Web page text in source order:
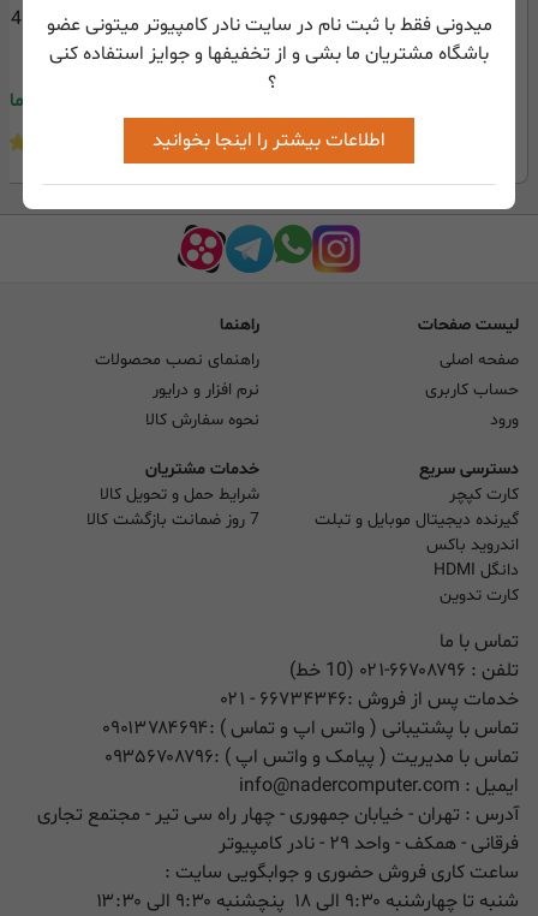
میدونی فقط با ثبت نام در سایت نادر کامپیوتر میتونی عضو
باشگاه مشتریان ما بشی و از تخفیفها و جوایز استفاده کنی
؟
اطلاعات بیشتر را اینجا بخوانید
TapeDigi 1 Cassette
Converte
(1)
لیست صفحات
صفحه اصلی
حساب کاربری
ورود
راهنما
راهنمای نصب محصولات
نرم افزار و درایور
نحوه سفارش کالا
دسترسی سریع
کارت کپچر
گیرنده دیجیتال موبایل و تبلت
اندروید باکس
دانگل HDMI
کارت تدوین
خدمات مشتریان
شرایط حمل و تحویل کالا
7 روز ضمانت بازگشت کالا
تماس با ما
تلفن : ۰۲۱-۶۶۷۰۸۷۹۶ (10 خط)
خدمات پس از فروش :۶۶۷۳۴۳۴۶ - ۰۲۱
تماس با پشتیبانی ( واتس اپ و تماس ) :۰۹۰۱۳۷۸۴۶۹۴
تماس با مدیریت ( پیامک و واتس اپ ) :۰۹۳۵۶۷۰۸۷۹۶
ایمیل : info@nadercomputer.com
آدرس : تهران - خیابان جمهوری - چهار راه سی تیر - مجتمع تجاری
فرقانی - همکف - واحد ۲۹ - نادر کامپیوتر
ساعت کاری فروش حضوری و جوابگویی سایت :
شنبه تا چهارشنبه ۹:۳۰ الی ۱۸ پنچشنبه ۹:۳۰ الی ۱۳:۳۰